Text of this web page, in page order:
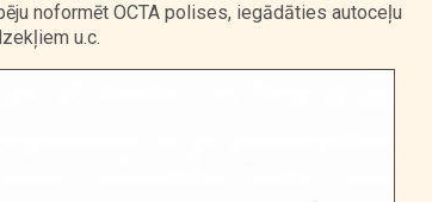
noformēt OCTA polises, iegādāties autoceļu
u.c.